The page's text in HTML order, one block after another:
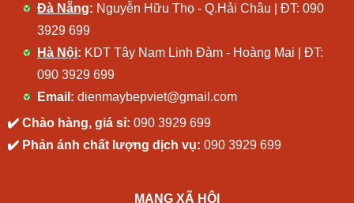
Đà Nẵng: Nguyễn Hữu Thọ - Q.Hải Châu | ĐT: 090
3929 699
Hà Nội: KDT Tây Nam Linh Đàm - Hoàng Mai | ĐT:
090 3929 699
Email: dienmaybepviet@gmail.com
✔️ Chào hàng, giá sỉ: 090 3929 699
✔️ Phản ánh chất lượng dịch vụ: 090 3929 699
MẠNG XÃ HỘI